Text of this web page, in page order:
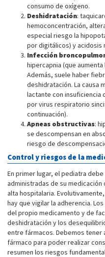
consumo de oxígeno.
Deshidratación:
hemoconcentración,
especial riesgo la
por digitálicos) y acidosis
Infección
hipercapnia (que
Además, suele haber
deshidratación. La causa
lactante con insuficiencia
por virus respiratorio
continuación).
Apneas obstructivas:
se descompensan en
riesgo de
Control y riesgos de la
En primer lugar, el pediatra
administradas de su
alta hospitalaria.
hay que vigilar la adherencia.
del propio medicamento y de
deshidratación y los
entre fármacos. Debemos tener
fármaco para poder realizar
resumen los riesgos